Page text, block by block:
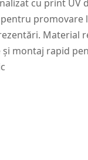
cu print UV
promovare
Material
și montaj rapid